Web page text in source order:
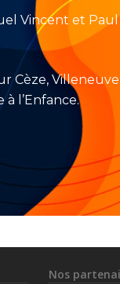
Vincent et
Cèze,
à l’Enfance.
Nos